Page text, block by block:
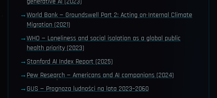
→World Bank — Groundswell Part 2: Acting on Internal Climate
Migration (2021)
→WHO — Loneliness and social isolation as a global public
health priority (2023)
→ Stanford AI Index Report (2025)
→ Pew Research — Americans and AI companions (2024)
→ GUS — Prognoza ludności na lata 2023–2060